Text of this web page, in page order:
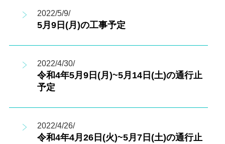
2022/5/9/
5月9日(月)の工事予定
2022/4/30/
令和4年5月9日(月)~5月14日(土)の通行止
予定
2022/4/26/
令和4年4月26日(火)~5月7日(土)の通行止